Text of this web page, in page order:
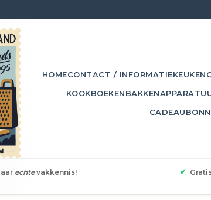
HOMECONTACT / INFORMATIE
KOOKBOEKENBAKKEN
echtevakkennis! ✔